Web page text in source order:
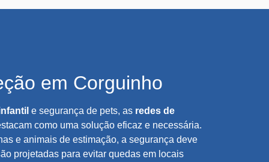
em Corguinho
e segurança de pets, as redes de
como uma solução eficaz e necessária.
e animais de estimação, a segurança deve
projetadas para evitar quedas em locais